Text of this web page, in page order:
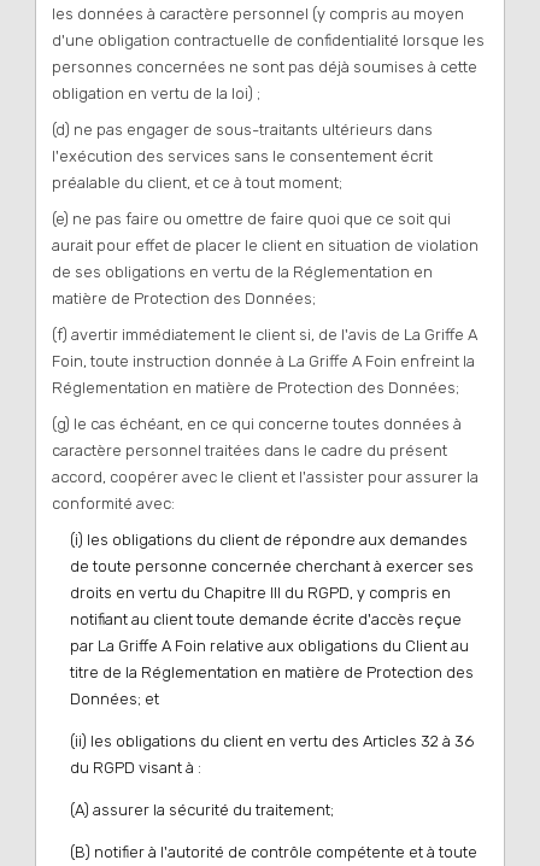
les données à caractère personnel (y compris au moyen
d'une obligation contractuelle de confidentialité lorsque les
personnes concernées ne sont pas déjà soumises à cette
obligation en vertu de la loi) ;
(d) ne pas engager de sous-traitants ultérieurs dans
l'exécution des services sans le consentement écrit
préalable du client, et ce à tout moment;
(e) ne pas faire ou omettre de faire quoi que ce soit qui
aurait pour effet de placer le client en situation de violation
de ses obligations en vertu de la Réglementation en
matière de Protection des Données;
(f) avertir immédiatement le client si, de l'avis de La Griffe A
Foin, toute instruction donnée à La Griffe A Foin enfreint la
Réglementation en matière de Protection des Données;
(g) le cas échéant, en ce qui concerne toutes données à
caractère personnel traitées dans le cadre du présent
accord, coopérer avec le client et l'assister pour assurer la
conformité avec:
(i) les obligations du client de répondre aux demandes
de toute personne concernée cherchant à exercer ses
droits en vertu du Chapitre III du RGPD, y compris en
notifiant au client toute demande écrite d'accès reçue
par La Griffe A Foin relative aux obligations du Client au
titre de la Réglementation en matière de Protection des
Données; et
(ii) les obligations du client en vertu des Articles 32 à 36
du RGPD visant à :
(A) assurer la sécurité du traitement;
(B) notifier à l'autorité de contrôle compétente et à toute